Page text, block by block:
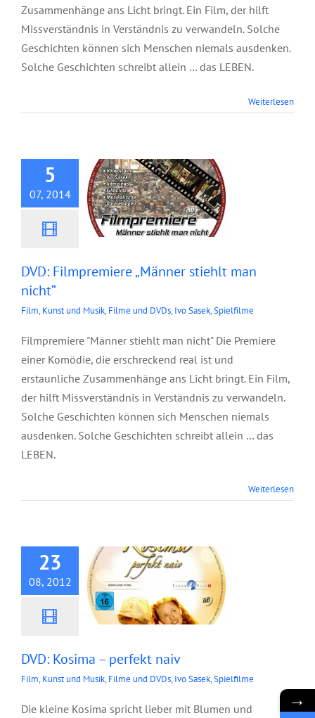
Zusammenhänge ans Licht bringt. Ein Film, der hilft
Missverständnis in Verständnis zu verwandeln. Solche
Geschichten können sich Menschen niemals ausdenken.
Solche Geschichten schreibt allein … das LEBEN.
Weiterlesen
5
07, 2014
DVD: Filmpremiere „Männer stiehlt man
nicht“
Film, Kunst und Musik, Filme und DVDs, Ivo Sasek,Spielfilme
Filmpremiere "Männer stiehlt man nicht" Die Premiere
einer Komödie, die erschreckend real ist und
erstaunliche Zusammenhänge ans Licht bringt. Ein Film,
der hilft Missverständnis in Verständnis zu verwandeln.
Solche Geschichten können sich Menschen niemals
ausdenken. Solche Geschichten schreibt allein … das
LEBEN.
Weiterlesen
23
08, 2012
DVD: Kosima –
DVD: Kosima – perfekt naiv
Film, Kunst und Musik, Filme und DVDs, Ivo Sasek,Spielfilme
Die kleine Kosima spricht lieber mit Blumen und →